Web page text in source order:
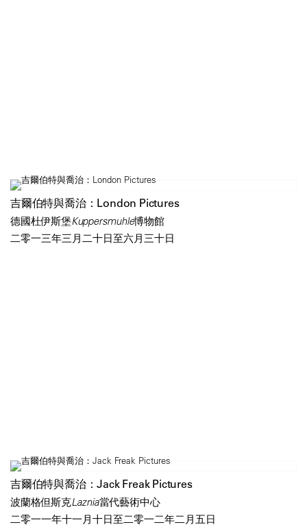
吉爾伯特與喬治：London Pictures
德國杜伊斯堡Kuppersmuhle博物館
二零一三年三月二十日至六月三十日
吉爾伯特與喬治：Jack Freak Pictures
波蘭格但斯克Laznia當代藝術中心
二零一一年十一月十日至二零一二年二月五日